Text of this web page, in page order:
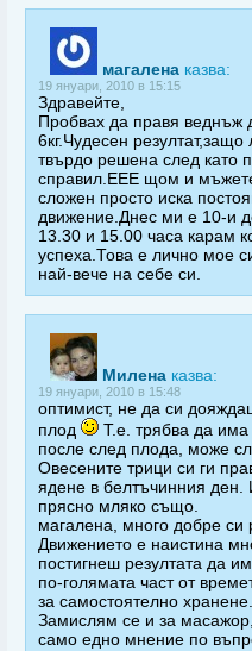
магалена казва:
19 януари, 2010 в 15:15
Здравейте,
Пробвах да правя веднъж
6кг.Чудесен
твърдо решена след като
справил.ЕЕЕ щом и
сложен просто иска
движение.Днес ми е 10-и
13.30 и 15.00 часа карам
успеха.Това е лично мое
най-вече на себе си.
Милена казва:
19 януари, 2010 в 15:48
оптимист, не да си
плод
Т.е. трябва да
после след плода, може
Овесените трици си ги
ядене в белтъчинния
прясно мляко също.
магалена, много добре
Движението е наистина
постигнеш резултата да
по-голямата част от
за самостоятелно хранене.
Замислям се и за
само едно мнение по